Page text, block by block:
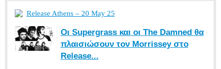
Release Athens – 20 May 25
Οι Supergrass και οι The Damned θα
πλαισιώσουν τον Morrissey στο
Release...